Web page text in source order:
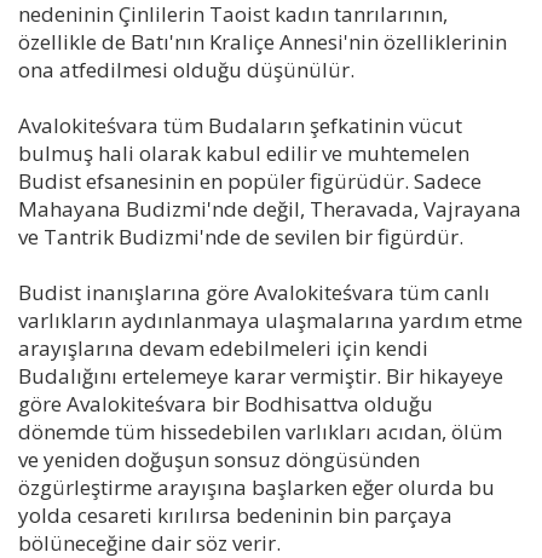
nedeninin Çinlilerin Taoist kadın tanrılarının,
özellikle de Batı'nın Kraliçe Annesi'nin özelliklerinin
ona atfedilmesi olduğu düşünülür.
Avalokiteśvara tüm Budaların şefkatinin vücut
bulmuş hali olarak kabul edilir ve muhtemelen
Budist efsanesinin en popüler figürüdür. Sadece
Mahayana Budizmi'nde değil, Theravada, Vajrayana
ve Tantrik Budizmi'nde de sevilen bir figürdür.
Budist inanışlarına göre Avalokiteśvara tüm canlı
varlıkların aydınlanmaya ulaşmalarına yardım etme
arayışlarına devam edebilmeleri için kendi
Budalığını ertelemeye karar vermiştir. Bir hikayeye
göre Avalokiteśvara bir Bodhisattva olduğu
dönemde tüm hissedebilen varlıkları acıdan, ölüm
ve yeniden doğuşun sonsuz döngüsünden
özgürleştirme arayışına başlarken eğer olurda bu
yolda cesareti kırılırsa bedeninin bin parçaya
bölüneceğine dair söz verir.